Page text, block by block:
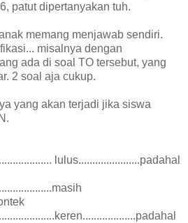
patut dipertanyakan tuh.
memang menjawab sendiri.
misalnya dengan
ada di soal TO tersebut, yang
2 soal aja cukup.
yang akan terjadi jika siswa
lulus......................padahal